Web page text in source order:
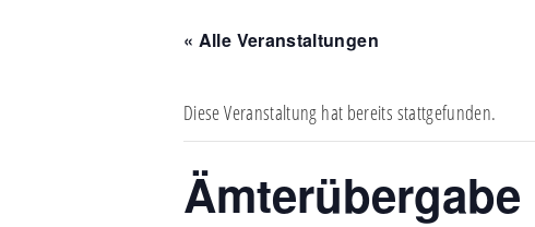
« Alle Veranstaltungen
Diese Veranstaltung hat bereits stattgefunden.